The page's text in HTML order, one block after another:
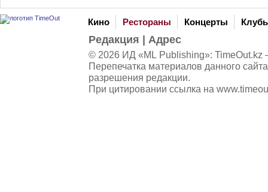
Кино Рестораны Концерты
Редакция Адрес
© 2026 ИД «ML Publishing»: TimeOut.kz
Перепечатка материалов данного
разрешения редакции.
При цитировании ссылка на